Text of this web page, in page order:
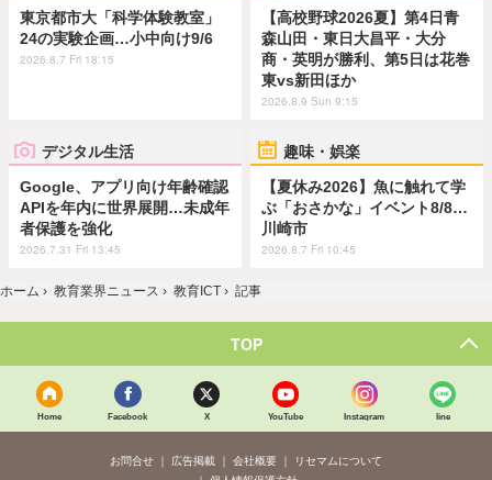
東京都市大「科学体験教室」
24の実験企画…小中向け9/6
2026.8.7 Fri 18:15
【高校野球2026夏】第4日青
森山田・東日大昌平・大分
商・英明が勝利、第5日は花巻
東vs新田ほか
2026.8.9 Sun 9:15
デジタル生活
Google、アプリ向け年齢確認
APIを年内に世界展開…未成年
者保護を強化
2026.7.31 Fri 13:45
趣味・娯楽
【夏休み2026】魚に触れて学
ぶ「おさかな」イベント8/8…
川崎市
2026.8.7 Fri 10:45
ホーム › 教育業界ニュース › 教育ICT › 記事
TOP
Home Facebook X YouTube Instagram line
お問合せ 広告掲載 会社概要
リセマムについて